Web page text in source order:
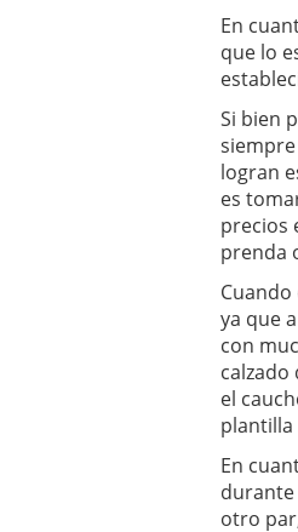
En
que lo
Si bien
logran
es
precios
prenda
ya que
con
calzado
el
plantilla
En
durante
otro